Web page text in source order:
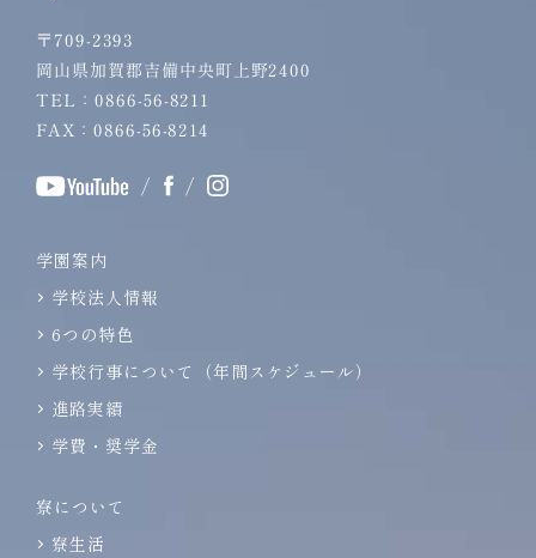
〒709-2393
岡山県加賀郡吉備中央町上野2400
TEL：0866-56-8211
FAX：0866-56-8214
/ /
学園案内
学校法人情報
6つの特色
学校行事について（年間スケジュール）
進路実績
学費・奨学金
寮について
寮生活